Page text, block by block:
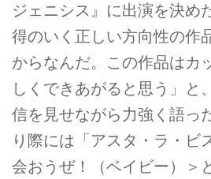
ジェニシス』に出演を決め
得のいく正しい方向性の作
からなんだ。この作品はカ
しくできあがると思う」と
信を見せながら力強く語っ
り際には「アスタ・ラ・ビ
会おうぜ！（ベイビー）＞